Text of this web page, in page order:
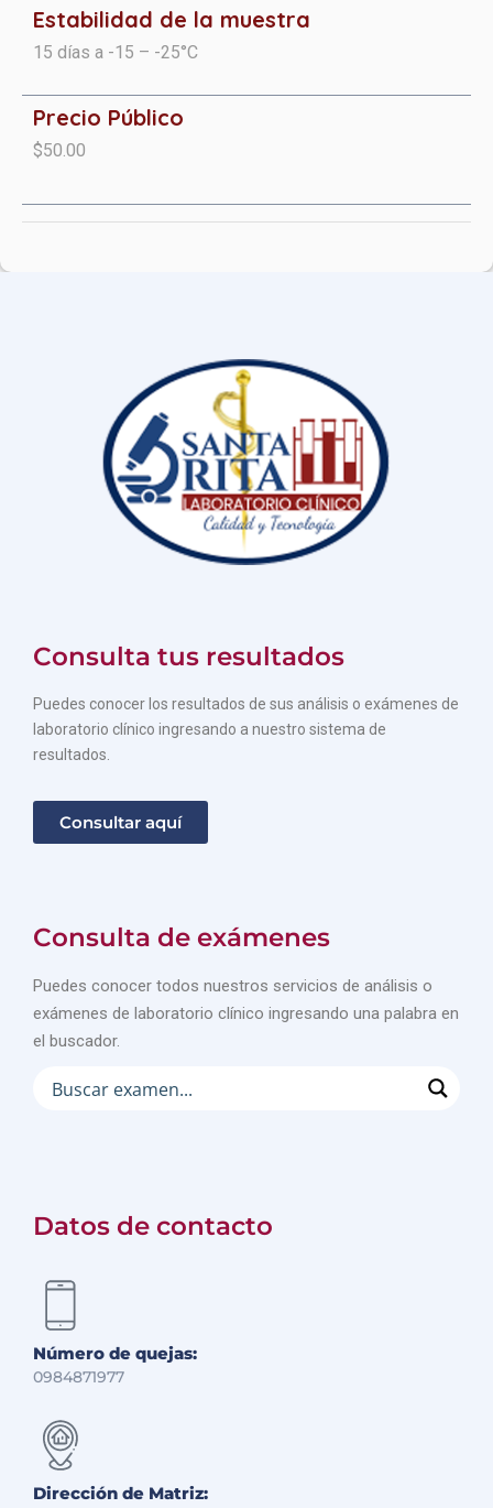
Estabilidad de la muestra
15 días a -15 – -25°C
Precio Público
$50.00
Consulta tus resultados
Puedes conocer los resultados de sus análisis o exámenes de
laboratorio clínico ingresando a nuestro sistema de
resultados.
Consultar aquí
Consulta de exámenes
Puedes conocer todos nuestros servicios de análisis o
exámenes de laboratorio clínico ingresando una palabra en
el buscador.
Datos de contacto
Número de quejas:
0984871977
Dirección de Matriz: